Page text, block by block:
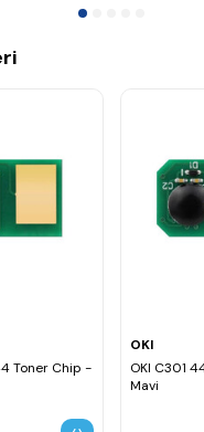
Toner Chip -
OKI
OKI C301
Mavi